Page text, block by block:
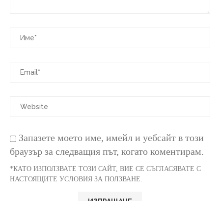
Запазете моето име, имейл и уебсайт в този
браузър за следващия път, когато коментирам.
*КАТО ИЗПОЛЗВАТЕ ТОЗИ САЙТ, ВИЕ СЕ СЪГЛАСЯВАТЕ С
НАСТОЯЩИТЕ УСЛОВИЯ ЗА ПОЛЗВАНЕ.